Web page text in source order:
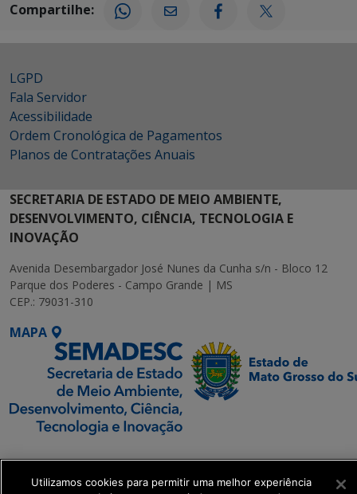
Compartilhe:
LGPD
Fala Servidor
Acessibilidade
Ordem Cronológica de Pagamentos
Planos de Contratações Anuais
SECRETARIA DE ESTADO DE MEIO AMBIENTE,
DESENVOLVIMENTO, CIÊNCIA, TECNOLOGIA E
INOVAÇÃO
Avenida Desembargador José Nunes da Cunha s/n - Bloco 12
Parque dos Poderes - Campo Grande | MS
CEP.: 79031-310
MAPA
SETDIG | Secretaria-
Executiva de
Utilizamos cookies para permitir uma melhor experiência